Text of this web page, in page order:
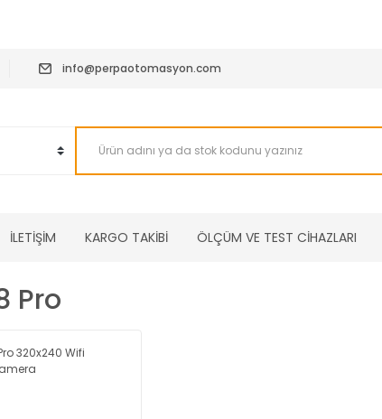
info@perpaotomasyon.com
İLETİŞİM KARGO TAKİBİ ÖLÇÜM VE TEST CİHAZLARI
Pro